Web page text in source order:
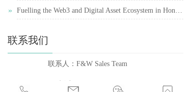
Fuelling the Web3 and Digital Asset Ecosystem in Hong Kong
»
联系我们
联系人：F&W Sales Team
电话：+852 44368336